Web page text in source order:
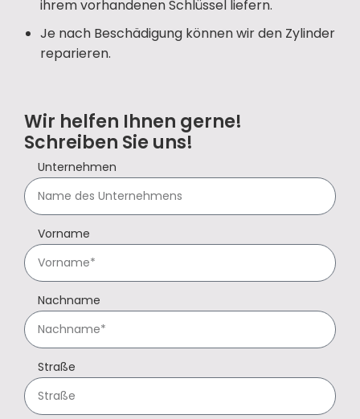
ihrem vorhandenen Schlüssel liefern.
Je nach Beschädigung können wir den Zylinder
reparieren.
Wir helfen Ihnen gerne!
Schreiben Sie uns!
Unternehmen
Vorname
Nachname
Straße